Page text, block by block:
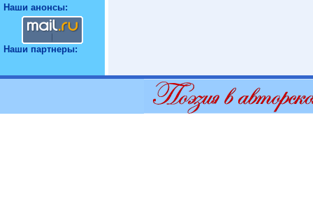
Наши анонсы:
Наши партнеры: